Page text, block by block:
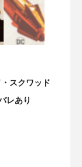
スクワッド
レあり